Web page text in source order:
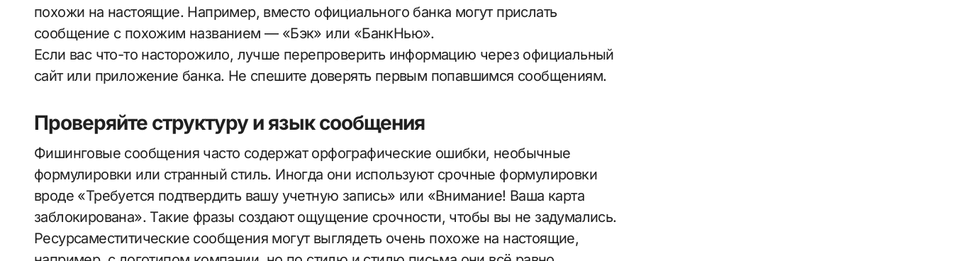
похожи на настоящие. Например, вместо официального банка могут прислать
сообщение с похожим названием — «Бэк» или «БанкНью».
Если вас что-то насторожило, лучше перепроверить информацию через официальный
сайт или приложение банка. Не спешите доверять первым попавшимся сообщениям.
Проверяйте структуру и язык сообщения
Фишинговые сообщения часто содержат орфографические ошибки, необычные
формулировки или странный стиль. Иногда они используют срочные формулировки
вроде «Требуется подтвердить вашу учетную запись» или «Внимание! Ваша карта
заблокирована». Такие фразы создают ощущение срочности, чтобы вы не задумались.
Ресурсаместитические сообщения могут выглядеть очень похоже на настоящие,